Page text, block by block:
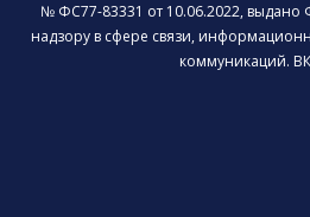
№ ФС77-83331 от 10.06.2022,
надзору в сфере связи,
коммуникаций.